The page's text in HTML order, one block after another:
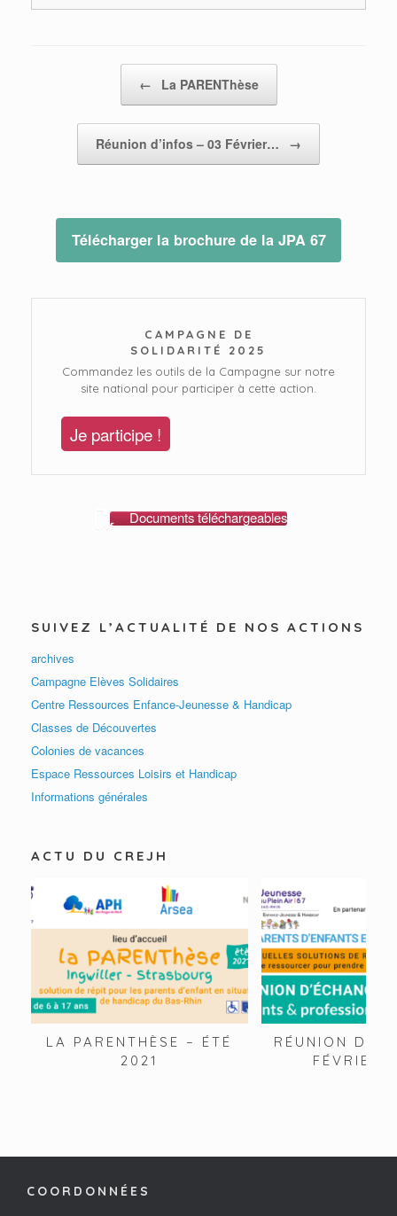
← La PARENThèse
Réunion d’infos – 03 Février… →
Télécharger la brochure de la JPA 67
CAMPAGNE DE
SOLIDARITÉ 2025
Commandez les outils de la Campagne sur notre
site national pour participer à cette action.
Je participe !
Documents téléchargeables
SUIVEZ L’ACTUALITÉ DE NOS ACTIONS
archives
Campagne Elèves Solidaires
Centre Ressources Enfance-Jeunesse & Handicap
Classes de Découvertes
Colonies de vacances
Espace Ressources Loisirs et Handicap
Informations générales
ACTU DU CREJH
LA PARENTHÈSE – ÉTÉ
2021
RÉUNION
FÉVRIER
COORDONNÉES